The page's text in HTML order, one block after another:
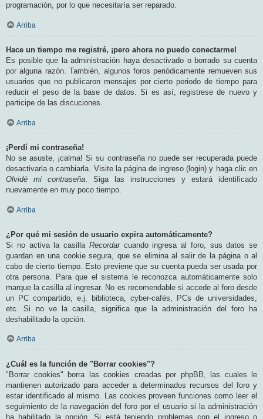
programación, por lo que necesitaría ser reparado.
Arriba
Hace un tiempo me registré, ¡pero ahora no puedo conectarme!
Es posible que la administración haya desactivado o borrado su cuenta
por alguna razón. También, algunos foros periódicamente remueven sus
usuarios que no publicaron mensajes por cierto periodo de tiempo para
reducir el peso de la base de datos. Si es así, registrese de nuevo y
participe de las discuciones.
Arriba
¡Perdí mi contraseña!
No se asuste, ¡calma! Si su contraseña no puede ser recuperada puede
desactivarla o cambiarla. Visite la página de ingreso (login) y haga clic en
Olvidé mi contraseña. Siga las instrucciones y estará identificado
nuevamente en muy poco tiempo.
Arriba
¿Por qué mi sesión de usuario expira automáticamente?
Si no activa la casilla Recordarcuando ingresa al foro, sus datos se
guardan en una cookie segura, que se elimina al salir de la página o al
cabo de cierto tiempo. Esto previene que su cuenta pueda ser usada por
otra persona. Para que el sistema le reconozca automáticamente solo
marque la casilla al ingresar. No es recomendable si accede al foro desde
un PC compartido, e.j. biblioteca, cyber-cafés, PCs de universidades,
etc. Si no ve la casilla, significa que la administración del foro ha
deshabilitado la opción.
Arriba
¿Cuál es la función de "Borrar cookies"?
"Borrar cookies" borra las cookies creadas por phpBB, las cuales le
mantienen autorizado para acceder a determinados recursos del foro y
estar identificado al mismo. Las cookies proveen funciones como leer el
seguimiento de la navegación del foro por el usuario si la administración
ha habilitado la opción. Si está teniendo problemas con el ingreso o